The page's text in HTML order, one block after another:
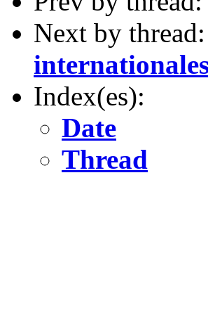
Next by thread:
Index(es):
Date
Thread